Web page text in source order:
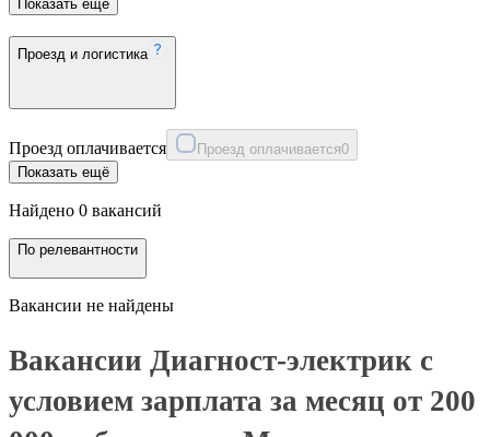
Показать ещё
Проезд и логистика
Проезд оплачивается Проезд оплачивается0
Показать ещё
Найдено 0 вакансий
По релевантности
Вакансии не найдены
Вакансии Диагност-электрик с
условием зарплата за месяц от 200